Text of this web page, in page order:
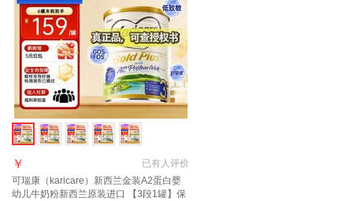
已有人评价
￥
可瑞康（karicare）新西兰金装A2蛋白婴
幼儿牛奶粉新西兰原装进口 【3段1罐】保